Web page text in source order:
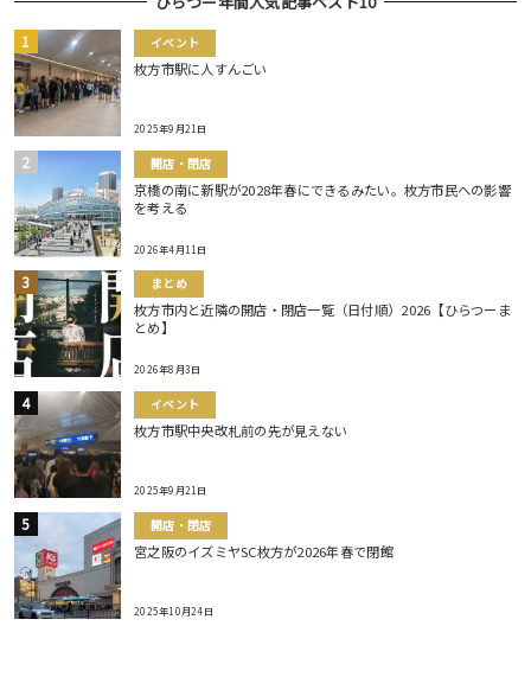
イベント
枚方市駅に人すんごい
2025年9月21日
開店・閉店
京橋の南に新駅が2028年春にできるみたい。枚方市民への影響
を考える
2026年4月11日
まとめ
枚方市内と近隣の開店・閉店一覧（日付順）2026【ひらつーま
とめ】
2026年8月3日
イベント
枚方市駅中央改札前の先が見えない
2025年9月21日
開店・閉店
宮之阪のイズミヤSC枚方が2026年春で閉館
2025年10月24日